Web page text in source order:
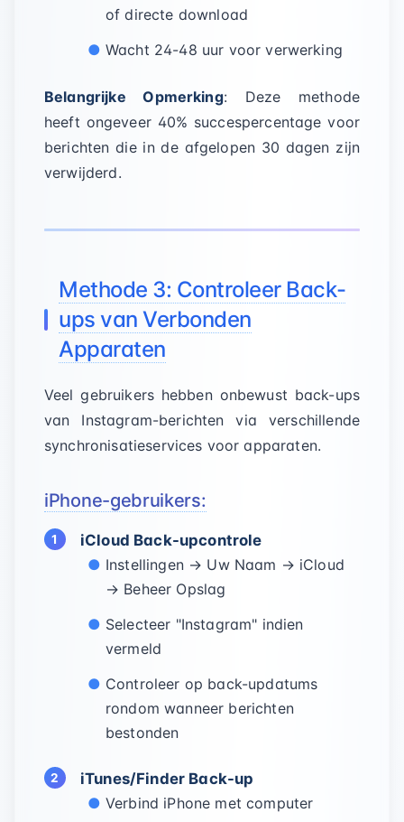
of directe download
Wacht 24-48 uur voor verwerking
Belangrijke Opmerking: Deze methode
heeft ongeveer 40% succespercentage voor
berichten die in de afgelopen 30 dagen zijn
verwijderd.
Methode 3: Controleer Back-
ups van Verbonden
Apparaten
Veel gebruikers hebben onbewust back-ups
van Instagram-berichten via verschillende
synchronisatieservices voor apparaten.
iPhone-gebruikers:
iCloud Back-upcontrole
Instellingen → Uw Naam → iCloud
→ Beheer Opslag
Selecteer "Instagram" indien
vermeld
Controleer op back-updatums
rondom wanneer berichten
bestonden
iTunes/Finder Back-up
Verbind iPhone met computer